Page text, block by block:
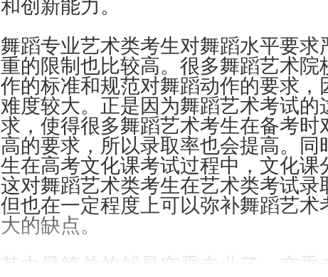
和创新能力。
舞蹈专业艺术类考生对舞蹈水平要求
重的限制也比较高。很多舞蹈艺术院
作的标准和规范对舞蹈动作的要求，
难度较大。正是因为舞蹈艺术考试的
求，使得很多舞蹈艺术考生在备考时
高的要求，所以录取率也会提高。同
生在高考文化课考试过程中，文化课
这对舞蹈艺术类考生在艺术类考试录
但也在一定程度上可以弥补舞蹈艺术
大的缺点。
其中最简单的就是空乘专业了，空乘